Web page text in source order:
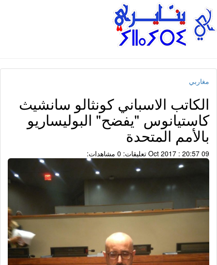
مغاربي
الكاتب الاسباني كونثالو سانشيث
كاستيانوس "يفضح" البوليساريو
بالأمم المتحدة
09 Oct 2017 : 20:57 تعليقات: 0 مشاهدات: